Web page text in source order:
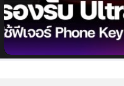
Tesla อัปเดตรองรั
ปรับปรุงฟีเจอร์
แม่นยำมากขึ้น (รองรั